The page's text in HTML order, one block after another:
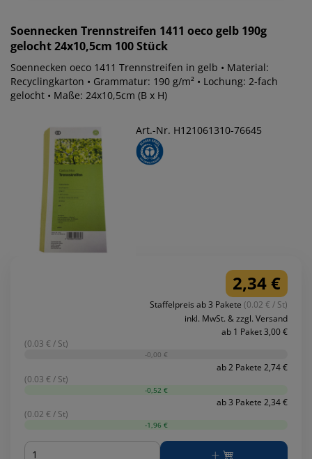
Soennecken Trennstreifen 1411 oeco gelb 190g
gelocht 24x10,5cm 100 Stück
Soennecken oeco 1411 Trennstreifen in gelb • Material:
Recyclingkarton • Grammatur: 190 g/m² • Lochung: 2-fach
gelocht • Maße: 24x10,5cm (B x H)
Art.-Nr. H121061310-76645
2,34 €
Staffelpreis ab 3 Pakete (0.02 € / St)
inkl. MwSt. & zzgl. Versand
ab 1 Paket 3,00 €
(0.03 € / St)
-0,00 €
ab 2 Pakete 2,74 €
(0.03 € / St)
-0,52 €
ab 3 Pakete 2,34 €
(0.02 € / St)
-1,96 €
Menge